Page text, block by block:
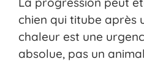
chien qui titube
chaleur est une
absolue, pas un